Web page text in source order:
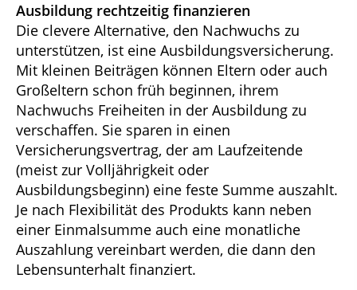
Ausbildung rechtzeitig finanzieren
Die clevere Alternative, den Nachwuchs zu
unterstützen, ist eine Ausbildungsversicherung.
Mit kleinen Beiträgen können Eltern oder auch
Großeltern schon früh beginnen, ihrem
Nachwuchs Freiheiten in der Ausbildung zu
verschaffen. Sie sparen in einen
Versicherungsvertrag, der am Laufzeitende
(meist zur Volljährigkeit oder
Ausbildungsbeginn) eine feste Summe auszahlt.
Je nach Flexibilität des Produkts kann neben
einer Einmalsumme auch eine monatliche
Auszahlung vereinbart werden, die dann den
Lebensunterhalt finanziert.